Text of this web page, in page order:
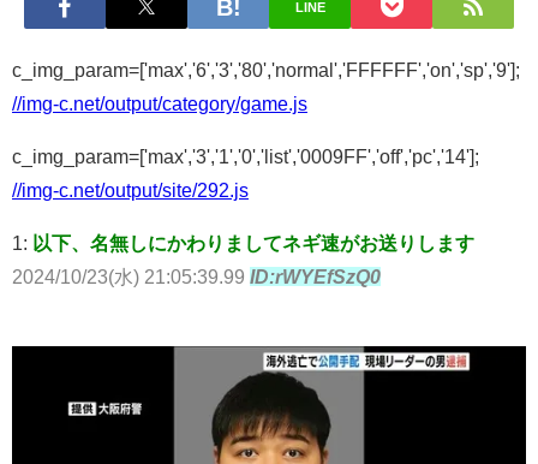
LINE
c_img_param=['max','6','3','80','normal','FFFFFF','on','sp','9'];
//img-c.net/output/category/game.js
c_img_param=['max','3','1','0','list','0009FF','off','pc','14'];
//img-c.net/output/site/292.js
1: 以下、名無しにかわりましてネギ速がお送りします
2024/10/23(水) 21:05:39.99 ID:rWYEfSzQ0